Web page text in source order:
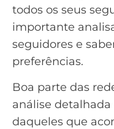
todos os seus
importante
seguidores e
preferências.
Boa parte das
análise detalhada
daqueles que